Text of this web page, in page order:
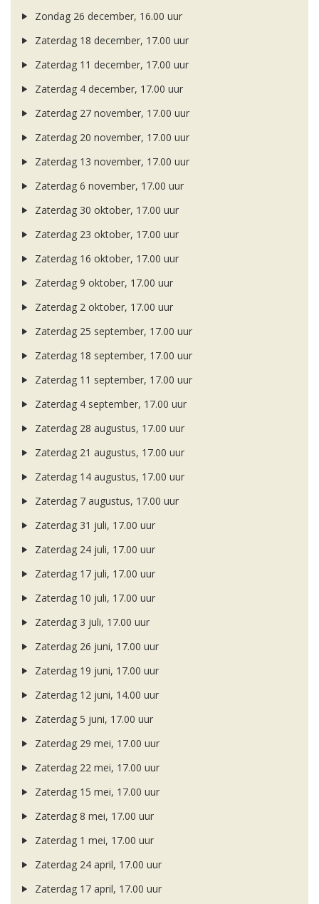
Zondag 26 december, 16.00 uur
Zaterdag 18 december, 17.00 uur
Zaterdag 11 december, 17.00 uur
Zaterdag 4 december, 17.00 uur
Zaterdag 27 november, 17.00 uur
Zaterdag 20 november, 17.00 uur
Zaterdag 13 november, 17.00 uur
Zaterdag 6 november, 17.00 uur
Zaterdag 30 oktober, 17.00 uur
Zaterdag 23 oktober, 17.00 uur
Zaterdag 16 oktober, 17.00 uur
Zaterdag 9 oktober, 17.00 uur
Zaterdag 2 oktober, 17.00 uur
Zaterdag 25 september, 17.00 uur
Zaterdag 18 september, 17.00 uur
Zaterdag 11 september, 17.00 uur
Zaterdag 4 september, 17.00 uur
Zaterdag 28 augustus, 17.00 uur
Zaterdag 21 augustus, 17.00 uur
Zaterdag 14 augustus, 17.00 uur
Zaterdag 7 augustus, 17.00 uur
Zaterdag 31 juli, 17.00 uur
Zaterdag 24 juli, 17.00 uur
Zaterdag 17 juli, 17.00 uur
Zaterdag 10 juli, 17.00 uur
Zaterdag 3 juli, 17.00 uur
Zaterdag 26 juni, 17.00 uur
Zaterdag 19 juni, 17.00 uur
Zaterdag 12 juni, 14.00 uur
Zaterdag 5 juni, 17.00 uur
Zaterdag 29 mei, 17.00 uur
Zaterdag 22 mei, 17.00 uur
Zaterdag 15 mei, 17.00 uur
Zaterdag 8 mei, 17.00 uur
Zaterdag 1 mei, 17.00 uur
Zaterdag 24 april, 17.00 uur
Zaterdag 17 april, 17.00 uur